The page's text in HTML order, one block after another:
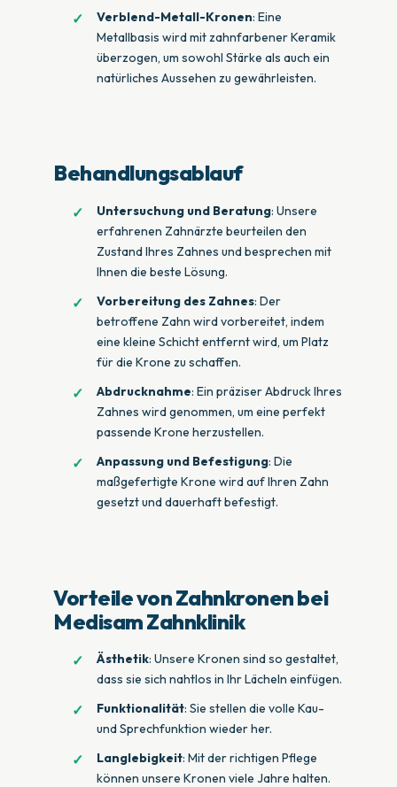
Verblend-Metall-Kronen: Eine
Metallbasis wird mit zahnfarbener Keramik
überzogen, um sowohl Stärke als auch ein
natürliches Aussehen zu gewährleisten.
Behandlungsablauf
Untersuchung und Beratung: Unsere
erfahrenen Zahnärzte beurteilen den
Zustand Ihres Zahnes und besprechen mit
Ihnen die beste Lösung.
Vorbereitung des Zahnes: Der
betroffene Zahn wird vorbereitet, indem
eine kleine Schicht entfernt wird, um Platz
für die Krone zu schaffen.
Abdrucknahme: Ein präziser Abdruck Ihres
Zahnes wird genommen, um eine perfekt
passende Krone herzustellen.
Anpassung und Befestigung: Die
maßgefertigte Krone wird auf Ihren Zahn
gesetzt und dauerhaft befestigt.
Vorteile von Zahnkronen bei
Medisam Zahnklinik
Ästhetik: Unsere Kronen sind so gestaltet,
dass sie sich nahtlos in Ihr Lächeln einfügen.
Funktionalität: Sie stellen die volle Kau-
und Sprechfunktion wieder her.
Langlebigkeit: Mit der richtigen Pflege
können unsere Kronen viele Jahre halten.